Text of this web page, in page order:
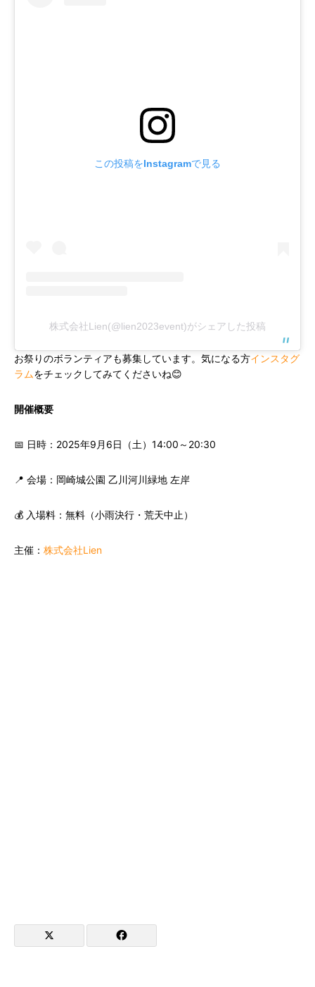
この投稿をInstagramで見る
株式会社Lien(@lien2023event)がシェアした投稿
お祭りのボランティアも募集しています。気になる方インスタグ
ラムをチェックしてみてくださいね😊
開催概要
📅 日時：2025年9月6日（土）14:00～20:30
📍 会場：岡崎城公園 乙川河川緑地 左岸
💰 入場料：無料（小雨決行・荒天中止）
主催： 株式会社Lien